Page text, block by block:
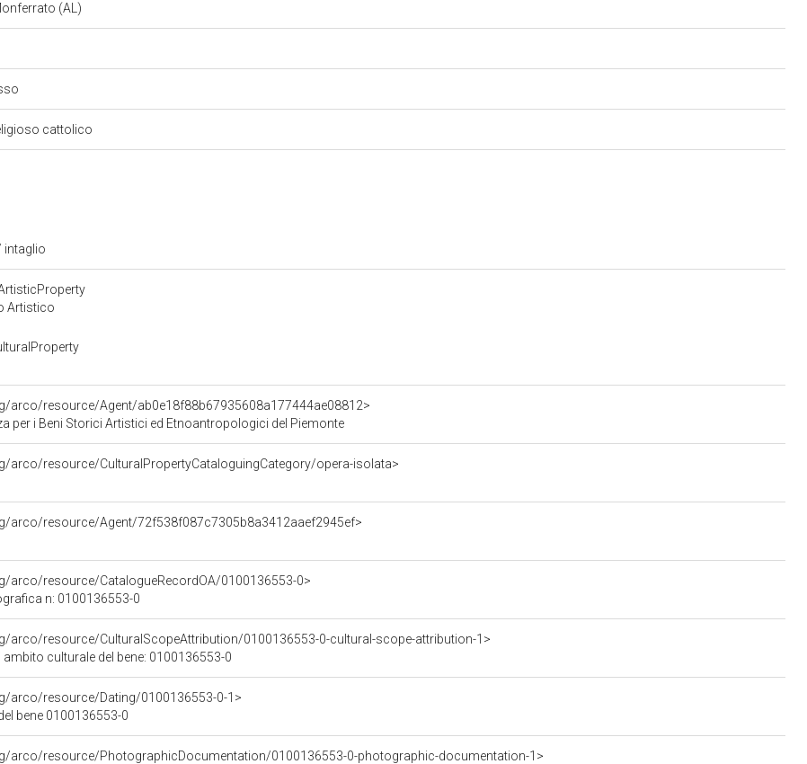
(AL)
cattolico
intaglio
Artistico
arco/resource/Agent/ab0e18f88b67935608a177444ae08812>
per i Beni Storici Artistici ed Etnoantropologici del Piemonte
arco/resource/CulturalPropertyCataloguingCategory/opera-isolata>
arco/resource/Agent/72f538f087c7305b8a3412aaef2945ef>
arco/resource/CatalogueRecordOA/0100136553-0>
n: 0100136553-0
arco/resource/CulturalScopeAttribution/0100136553-0-cultural-scope-attribution-1>
culturale del bene: 0100136553-0
arco/resource/Dating/0100136553-0-1>
bene 0100136553-0
arco/resource/PhotographicDocumentation/0100136553-0-photographic-documentation-1>